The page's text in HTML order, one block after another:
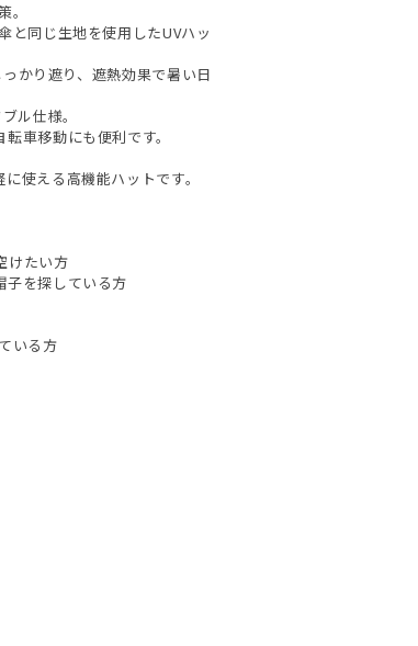
と同じ生地を使用したUVハッ
かり遮り、遮熱効果で暑い日
ル仕様。
車移動にも便利です。
使える高機能ハットです。
けたい方
子を探している方
いる方